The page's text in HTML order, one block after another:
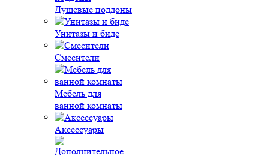
Душевые поддоны
Унитазы и биде
Смесители
Мебель для
ванной комнаты
Аксессуары